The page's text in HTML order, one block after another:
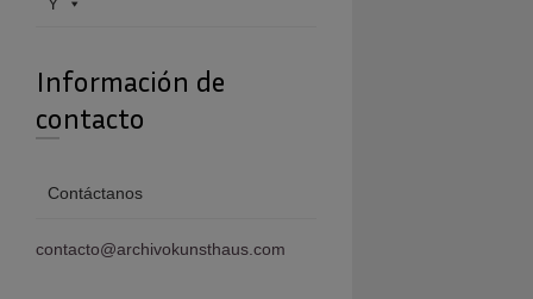
Información de
contacto
Contáctanos
contacto@archivokunsthaus.com